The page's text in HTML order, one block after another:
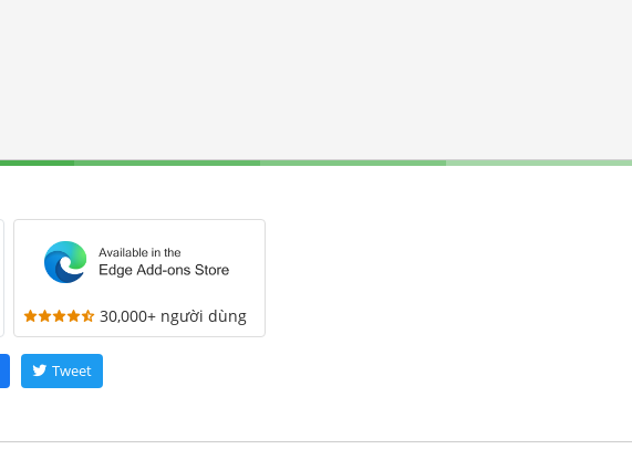
30,000+ người dùng
Tweet